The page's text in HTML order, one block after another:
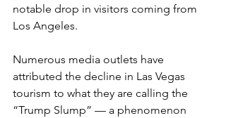
notable drop in visitors coming from
Los Angeles.
Numerous media outlets have
attributed the decline in Las Vegas
tourism to what they are calling the
“Trump Slump” — a phenomenon